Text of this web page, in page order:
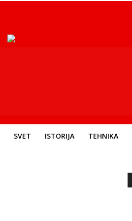
SVET ISTORIJA TEHNIKA